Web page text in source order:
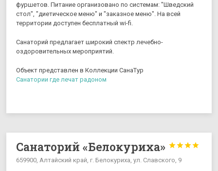
фуршетов. Питание организовано по системам: "Шведский
стол", "диетическое меню" и "заказное меню". На всей
территории доступен бесплатный wi-fi.
Санаторий предлагает широкий спектр лечебно-
оздоровительных мероприятий.
Объект представлен в Коллекции СанаТур
Санатории где лечат радоном
Санаторий «Белокуриха» 



659900, Алтайский край, г. Белокуриха, ул. Славского, 9